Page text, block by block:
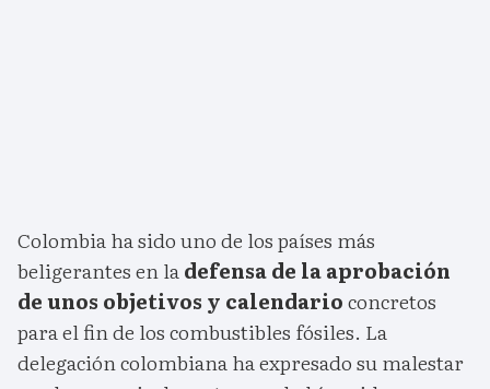
Colombia ha sido uno de los países más
beligerantes en ladefensa de la aprobación
de unos objetivos y calendarioconcretos
para el fin de los combustibles fósiles. La
delegación colombiana ha expresado su malestar